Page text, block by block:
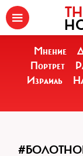
Мнение
Портрет
Израиль